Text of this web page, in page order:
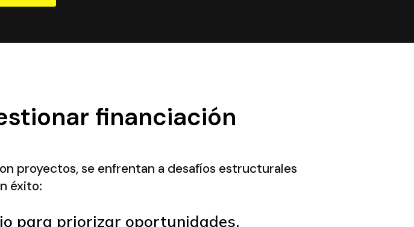
financiación
proyectos, se enfrentan a desafíos estructurales
éxito:
para priorizar oportunidades.